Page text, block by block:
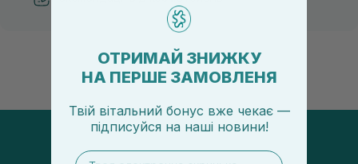
ОТРИМАЙ ЗНИЖКУ
НА ПЕРШЕ ЗАМОВЛЕНЯ
Твій вітальний бонус вже чекає —
підписуйся на наші новини!
email